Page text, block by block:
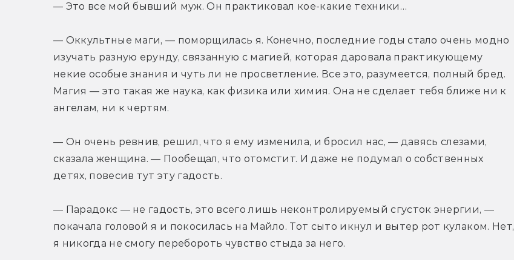
— Это все мой бывший муж. Он практиковал кое-какие техники…
— Оккультные маги, — поморщилась я. Конечно, последние годы стало очень модно
изучать разную ерунду, связанную с магией, которая даровала практикующему
некие особые знания и чуть ли не просветление. Все это, разумеется, полный бред.
Магия — это такая же наука, как физика или химия. Она не сделает тебя ближе ни к
ангелам, ни к чертям.
— Он очень ревнив, решил, что я ему изменила, и бросил нас, — давясь слезами,
сказала женщина. — Пообещал, что отомстит. И даже не подумал о собственных
детях, повесив тут эту гадость.
— Парадокс — не гадость, это всего лишь неконтролируемый сгусток энергии, —
покачала головой я и покосилась на Майло. Тот сыто икнул и вытер рот кулаком. Нет,
я никогда не смогу перебороть чувство стыда за него.